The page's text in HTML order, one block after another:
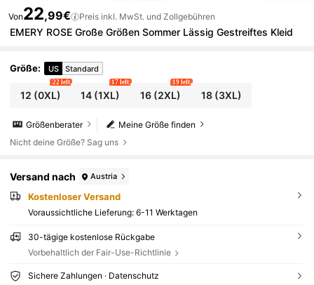
Von22,99€ Preis inkl. MwSt. und Zollgebühren
EMERY ROSE Große Größen Sommer Lässig Gestreiftes Kleid
Größe: US Standard
12 (0XL)
22 left
14 (1XL)
17 left
16(2XL)
19 left
18(3XL)
Meine Größe finden
Größenberater
Nicht deine Größe? Sag uns
Versand nach Austria
Kostenloser Versand
Voraussichtliche Lieferung: 6-11 Werktagen
30-tägige kostenlose Rückgabe
Vorbehaltlich der Fair-Use-Richtlinie
Sichere Zahlungen · Datenschutz